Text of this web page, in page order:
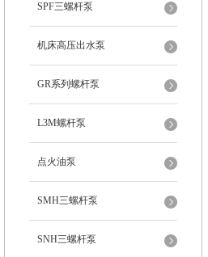
SPF三螺杆泵
机床高压出水泵
GR系列螺杆泵
L3M螺杆泵
点火油泵
SMH三螺杆泵
SNH三螺杆泵